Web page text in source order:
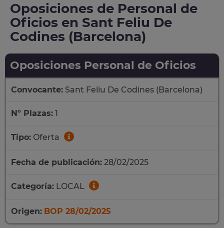
Oposiciones de Personal de
Oficios en Sant Feliu De
Codines (Barcelona)
Oposiciones Personal de Oficios
Convocante: Sant Feliu De Codines (Barcelona)
Nº Plazas: 1
Tipo: Oferta
Fecha de publicación: 28/02/2025
Categoría: LOCAL
Origen: BOP 28/02/2025